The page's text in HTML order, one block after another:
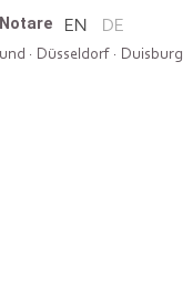
Notare EN DE
· Düsseldorf· Duisburg